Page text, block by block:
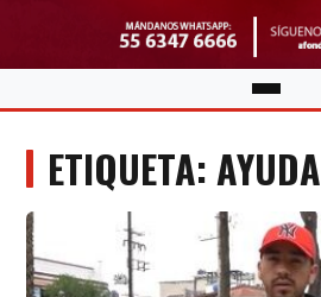
ETIQUETA: AYUDA